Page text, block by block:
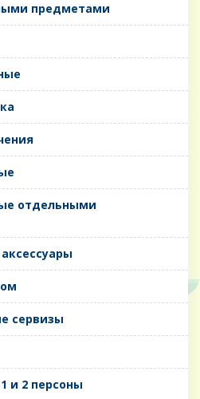
предметами
отдельными
сервизы
и 2 персоны